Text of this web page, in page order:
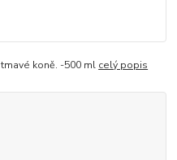
koně. -500 ml celý popis